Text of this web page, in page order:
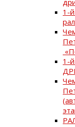
1-
1-